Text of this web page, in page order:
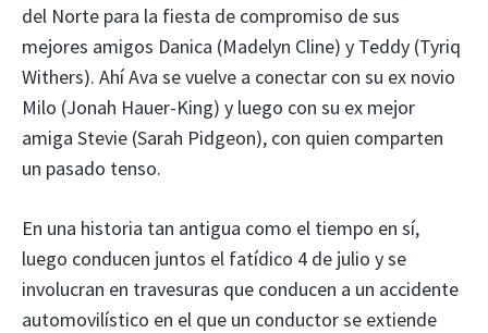
del Norte para la fiesta de compromiso de sus
mejores amigos Danica (Madelyn Cline) y Teddy (Tyriq
Withers). Ahí Ava se vuelve a conectar con su ex novio
Milo (Jonah Hauer-King) y luego con su ex mejor
amiga Stevie (Sarah Pidgeon), con quien comparten
un pasado tenso.
En una historia tan antigua como el tiempo en sí,
luego conducen juntos el fatídico 4 de julio y se
involucran en travesuras que conducen a un accidente
automovilístico en el que un conductor se extiende